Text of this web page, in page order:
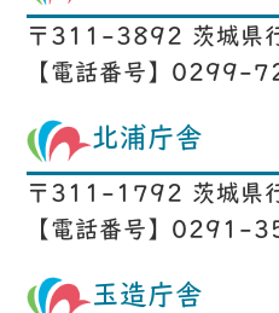
〒311-3892 茨城県
【電話番号】0299-
北浦庁舎
〒311-1792 茨城県
【電話番号】0291-
玉造庁舎